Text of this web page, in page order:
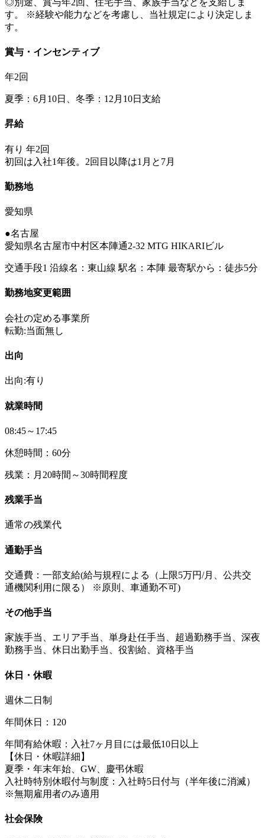
す。 ※経験や能力などを考慮し、当社規定により決定しま
す。
賞与・インセンティブ
年2回
夏季：6月10日、冬季：12月10日支給
昇給
有り 年2回
初回は入社1年後。2回目以降は1月と7月
勤務地
愛知県
●名古屋
愛知県名古屋市中村区本陣通2-32 MTG HIKARIビル
交通手段1 沿線名：東山線 駅名：本陣 最寄駅から：徒歩5分
勤務地変更範囲
会社の定める事業所
転勤:当面無し
出向
出向:有り
就業時間
08:45～17:45
休憩時間：60分
残業：月20時間～30時間程度
残業手当
通常の残業代
通勤手当
交通費：一部支給(給与規程による（上限5万円/月、公共交
通機関利用に限る） ※原則、車通勤不可)
その他手当
家族手当、エリア手当、単身赴任手当、超過勤務手当、深夜
勤務手当、休日出勤手当、役割給、資格手当
休日・休暇
週休二日制
年間休日：120
年間有給休暇：入社7ヶ月目には最低10日以上
【休日・休暇詳細】
夏季・年末年始、GW、慶弔休暇
入社時特別休暇付与制度：入社時5日付与（半年後に消滅）
※無期雇用者のみ適用
社会保険